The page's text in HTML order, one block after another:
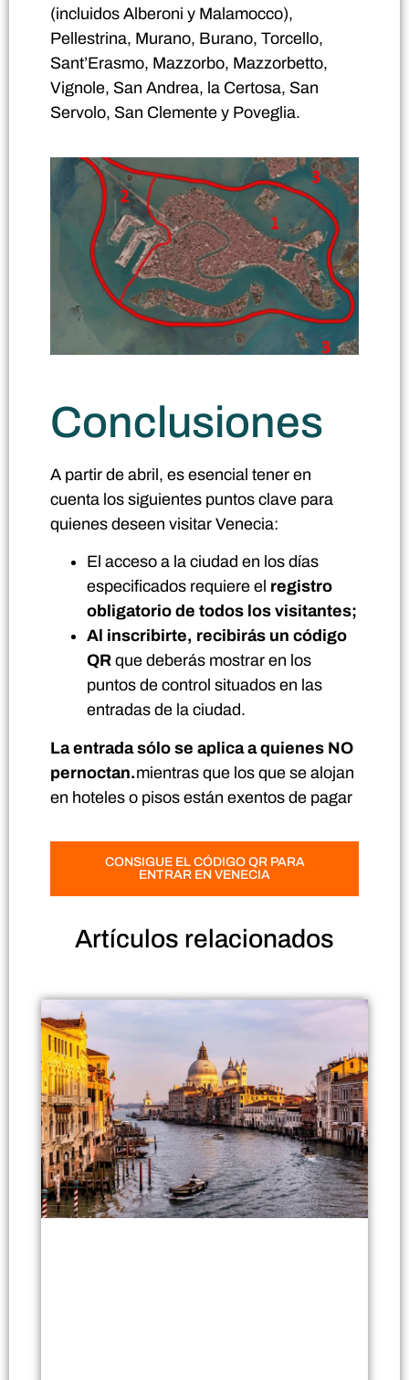
(incluidos Alberoni y Malamocco),
Pellestrina, Murano, Burano, Torcello,
Sant’Erasmo, Mazzorbo, Mazzorbetto,
Vignole, San Andrea, la Certosa, San
Servolo, San Clemente y Poveglia.
Conclusiones
A partir de abril, es esencial tener en
cuenta los siguientes puntos clave para
quienes deseen visitar Venecia:
El acceso a la ciudad en los días
especificados requiere el registro
obligatorio de todos los visitantes;
Al inscribirte, recibirás un código
QR que deberás mostrar en los
puntos de control situados en las
entradas de la ciudad.
La entrada sólo se aplica a quienes NO
pernoctan.mientras que los que se alojan
en hoteles o pisos están exentos de pagar
CONSIGUE EL CÓDIGO QR PARA
ENTRAR EN VENECIA
Artículos relacionados